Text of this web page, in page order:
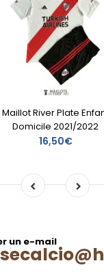
Maillot River Plate
Domicile 2021/2022
16,50€
un e-mail